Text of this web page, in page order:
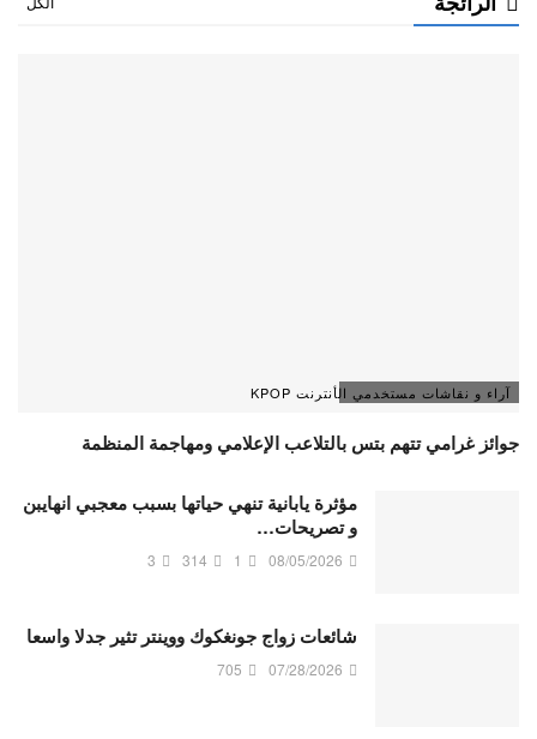
آراء و نقاشات مستخدمي الأنترنت KPOP
جوائز غرامي تتهم بتس بالتلاعب الإعلامي ومهاجمة المنظمة
مؤثرة يابانية تنهي حياتها بسبب معجبي انهايبن
و تصريحات…
08/05/2026
1
314
3
شائعات زواج جونغكوك ووينتر تثير جدلا واسعا
07/28/2026
705